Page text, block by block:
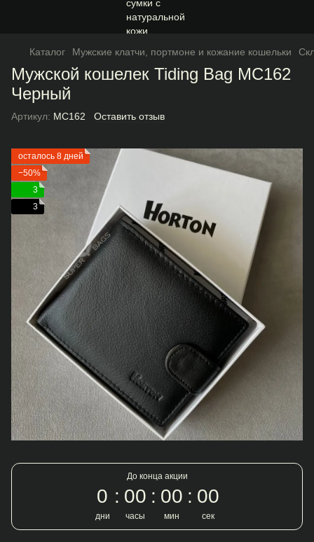
Каталог Мужские клатчи, портмоне и кожание кошельки
Мужской кошелек Tiding Bag МС162
Черный
Артикул: МС162 Оставить отзыв
осталось 8 дней
−50%
3
3
До конца акции
0
дни
00
часы
00
мин
00
сек